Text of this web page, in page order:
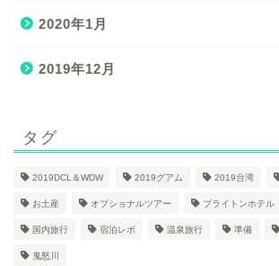
2020年1月
2019年12月
タグ
2019DCL＆WDW 2019グアム 2019台湾
お土産 オプショナルツアー ブライトンホテル
国内旅行 宿泊レポ 温泉旅行 準備
鬼怒川